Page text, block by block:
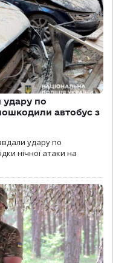
удару по
автобус з
удару по
нічної атаки на